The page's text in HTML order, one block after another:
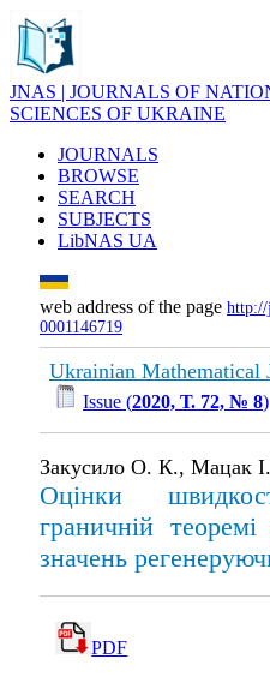
JNAS | JOURNALS OF
SCIENCES OF UKRAINE
JOURNALS
BROWSE
SEARCH
SUBJECTS
LibNAS UA
web address of the page http://
0001146719
Ukrainian Mathematical
Issue (2020, Т. 72, № 8)
Закусило О. К., Мацак
Оцінки
граничній
значень
PDF